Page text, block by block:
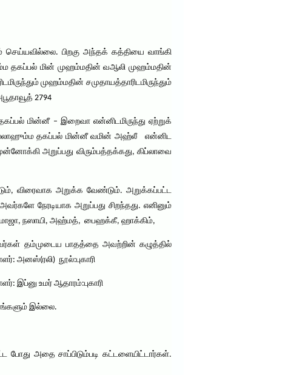
செய்யவில்லை. பிறகு அந்தக் கத்தியை வாங்கி
தகப்பல் மின் முஹம்மதின் வஆலி முஹம்மதின்
முஹம்மதின் சமுதாயத்தாரிடமிருந்தும்
2794
அறுப்பது விரும்பத்தக்கது, கிப்லாவை
விரைவாக அறுக்க வேண்டும். அறுக்கப்பட்ட
நேரடியாக அறுப்பது சிறந்தது. எனினும்
மாஜா, நஸாயி, அஹ்மத், பைஹக்கீ, ஹாக்கிம்,
தம்முடைய பாதத்தை அவற்றின் கழுத்தில்
அனஸ்(ரலி) நூல்:புகாரி
இப்னு உமர் ஆதாரம்:புகாரி
இல்லை.
அதை சாப்பிடும்படி கட்டளையிட்டார்கள்.